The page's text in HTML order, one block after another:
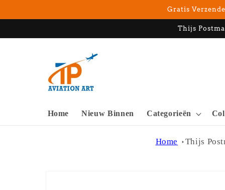
content
Gratis
Thijs
Home Nieuw Binnen Categorieën
Home Thijs